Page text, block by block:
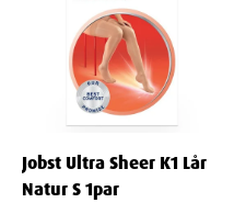
Jobst Ultra Sheer K1 Lår
Natur S 1par